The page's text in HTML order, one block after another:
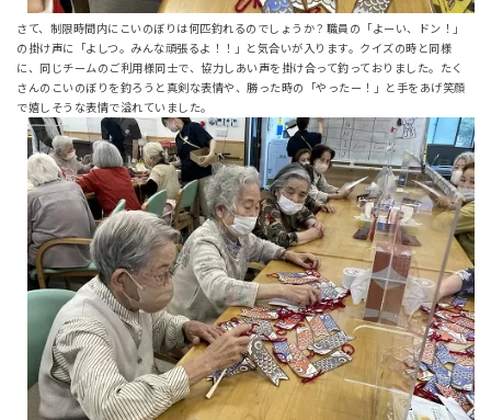
さて、制限時間内にこいのぼりは何匹釣れるのでしょうか？職員の「よーい、ドン！」
の掛け声に「よしつ。みんな頑張るよ！！」と気合いが入ります。クイズの時と同様
に、同じチームのご利用様同士で、協力しあい声を掛け合って釣っておりました。たく
さんのこいのぼりを釣ろうと真剣な表情や、勝った時の「やったー！」と手をあげ笑顔
で嬉しそうな表情で溢れていました。